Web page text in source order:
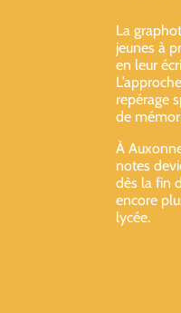
La
jeunes à
en leur
repérage
de
À
notes
dès la fin
encore
lycée.